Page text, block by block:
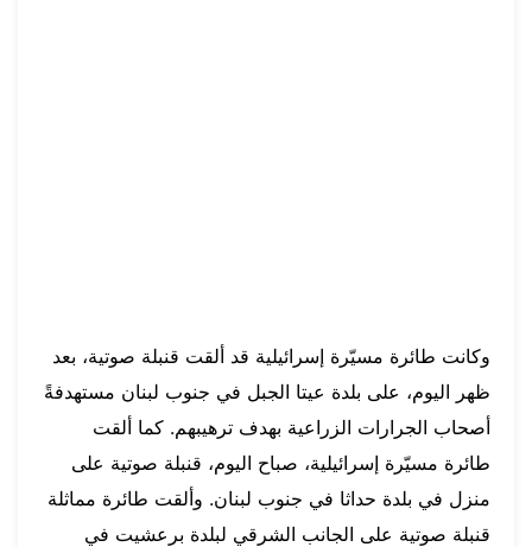
وكانت طائرة مسيّرة إسرائيلية قد ألقت قنبلة صوتية، بعد
ظهر اليوم، على بلدة عيتا الجبل في جنوب لبنان مستهدفةً
أصحاب الجرارات الزراعية بهدف ترهيبهم. كما ألقت
طائرة مسيّرة إسرائيلية، صباح اليوم، قنبلة صوتية على
منزل في بلدة حداثا في جنوب لبنان. وألقت طائرة مماثلة
قنبلة صوتية على الجانب الشرقي لبلدة برعشيت في